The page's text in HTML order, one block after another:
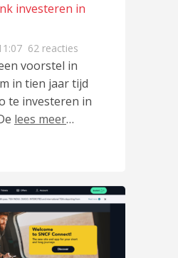
investeren in
62 reacties
voorstel in
in tien jaar tijd
te investeren in
lees meer…